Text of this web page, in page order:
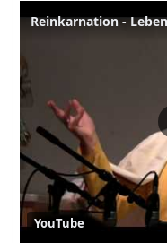
Reinkarnation -
YouTube